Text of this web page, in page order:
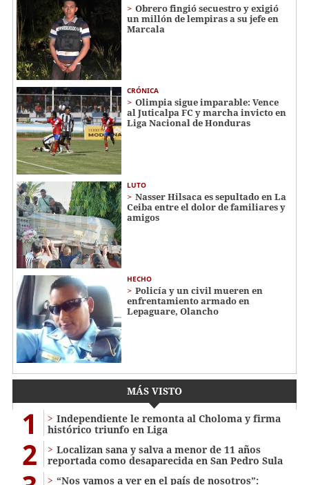
Obrero fingió secuestro y exigió
un millón de lempiras a su jefe en
Marcala
CRÓNICA
Olimpia sigue imparable: Vence
al Juticalpa FC y marcha invicto en
Liga Nacional de Honduras
LUTO
Nasser Hilsaca es sepultado en La
Ceiba entre el dolor de familiares y
amigos
HECHO
Policía y un civil mueren en
enfrentamiento armado en
Lepaguare, Olancho
MÁS VISTO
1
Independiente le remonta al Choloma y firma
histórico triunfo en Liga
2
Localizan sana y salva a menor de 11 años
reportada como desaparecida en San Pedro Sula
“Nos vamos a ver en el país de nosotros”: